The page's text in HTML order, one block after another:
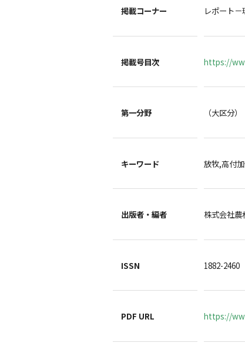
掲載コーナー レポート
掲載号目次 https://
第一分野 （大区分
キーワード 放牧,高付
出版者・編者 株式会社
ISSN 1882-2460
PDF URL https://